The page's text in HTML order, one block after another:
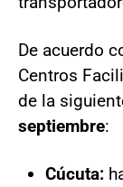
De acuerdo
Centros
de la
septiembre:
Cúcuta: